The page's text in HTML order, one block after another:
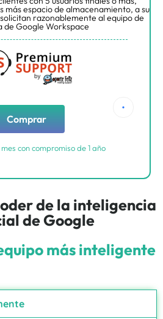
más espacio de almacenamiento, a su
razonablemente al equipo de
de Google Workspace
Comprar
con compromiso de 1 año
de la inteligencia
de Google
quipo más inteligente